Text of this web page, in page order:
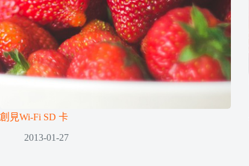
創見Wi-Fi SD 卡
2013-01-27